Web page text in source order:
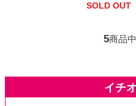
SOLD OUT
5商品中